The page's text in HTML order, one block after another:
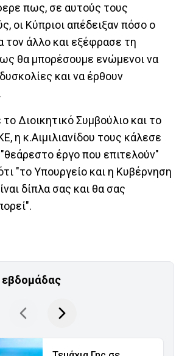
πως, σε αυτούς τους
οι Κύπριοι απέδειξαν πόσο ο
τον άλλο και εξέφρασε τη
θα μπορέσουμε ενώμενοι να
και να έρθουν
Διοικητικό Συμβούλιο και το
η κ.Αιμιλιανίδου τους κάλεσε
έργο που επιτελούν"
"το Υπουργείο και η Κυβέρνηση
δίπλα σας και θα σας
εβδομάδας